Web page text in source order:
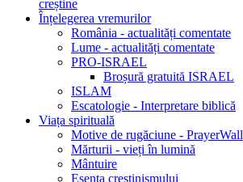
creștine
Înțelegerea vremurilor
România - actualități comentate
Lume - actualități comentate
PRO-ISRAEL
Broșură gratuită ISRAEL
ISLAM
Escatologie - Interpretare biblică
Viața spirituală
Motive de rugăciune - PrayerWall
Mărturii - vieți în lumină
Mântuire
Esența creștinismului